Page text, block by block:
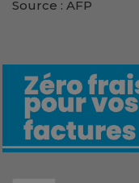
Source : AFP